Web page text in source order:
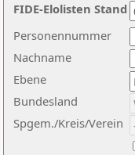
Nachname
Ebene
Personennummer
Bundesland
Spgem./Kreis/Verein
FIDE-Elolisten Stand